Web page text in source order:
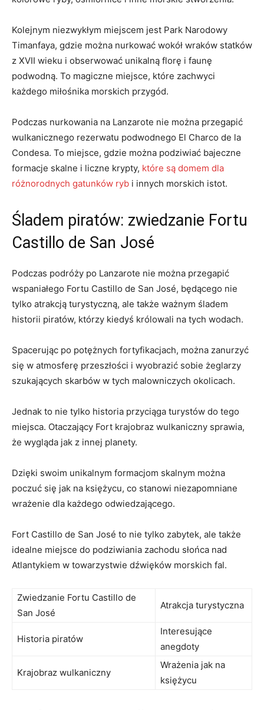
Kolejnym niezwykłym miejscem jest Park Narodowy
Timanfaya, gdzie można nurkować wokół wraków statków
z XVII wieku i obserwować unikalną florę i faunę
podwodną. To magiczne miejsce, które zachwyci
każdego miłośnika morskich przygód.
Podczas nurkowania na Lanzarote nie można przegapić
wulkanicznego rezerwatu podwodnego El Charco de la
Condesa. To miejsce, gdzie można podziwiać bajeczne
formacje skalne i liczne krypty, które są domem dla
różnorodnych gatunków ryb i innych morskich istot.
Śladem piratów: zwiedzanie Fortu
Castillo de San José
Podczas podróży po Lanzarote nie można przegapić
wspaniałego Fortu Castillo de San José, będącego nie
tylko atrakcją turystyczną, ale także ważnym śladem
historii piratów, którzy kiedyś królowali na tych wodach.
Spacerując po potężnych fortyfikacjach, można zanurzyć
się w atmosferę przeszłości i wyobrazić sobie żeglarzy
szukających skarbów w tych malowniczych okolicach.
Jednak to nie tylko historia przyciąga turystów do tego
miejsca. Otaczający Fort krajobraz wulkaniczny sprawia,
że wygląda jak z innej planety.
Dzięki swoim unikalnym formacjom skalnym można
poczuć się jak na księżycu, co stanowi niezapomniane
wrażenie dla każdego odwiedzającego.
Fort Castillo de San José to nie tylko zabytek, ale także
idealne miejsce do podziwiania zachodu słońca nad
Atlantykiem w towarzystwie dźwięków morskich fal.
Zwiedzanie Fortu Castillo de
San José
Atrakcja turystyczna
Historia piratów
Interesujące
anegdoty
Krajobraz wulkaniczny
Wrażenia jak na
księżycu